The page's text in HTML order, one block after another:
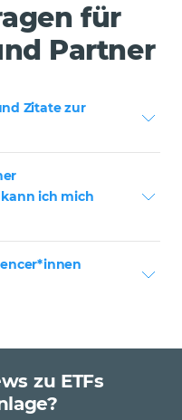
für
Partner
Zitate zur
ich mich
zu ETFs